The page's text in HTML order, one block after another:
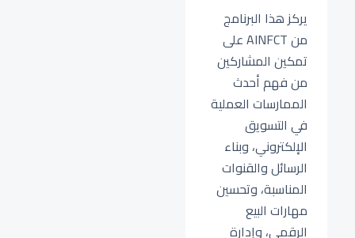
يركز هذا البرنامج
من AINFCT على
تمكين المشاركين
من فهم أحدث
الممارسات العملية
في التسويق
الإلكتروني، وبناء
الرسائل والقنوات
المناسبة، وتحسين
مهارات البيع
الرقمي، وإدارة